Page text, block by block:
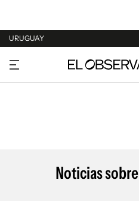
URUGUAY
URUGUAY
ARGENTINA
Noticias sobre